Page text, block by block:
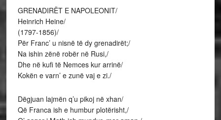
GRENADIRËT E NAPOLEONIT/
Heinrich Heine/
(1797-1856)/
Për Franc’ u nisnë të dy grenadirët;/
Na ishin zënë robër në Rusi,/
Dhe në kufi të Nemces kur arrinë/
Kokën e varn’ e zunë vaj e zi./
Dëgjuan lajmën q’u pikoj në xhan/
Që Franca ish e humbur plotërisht,/